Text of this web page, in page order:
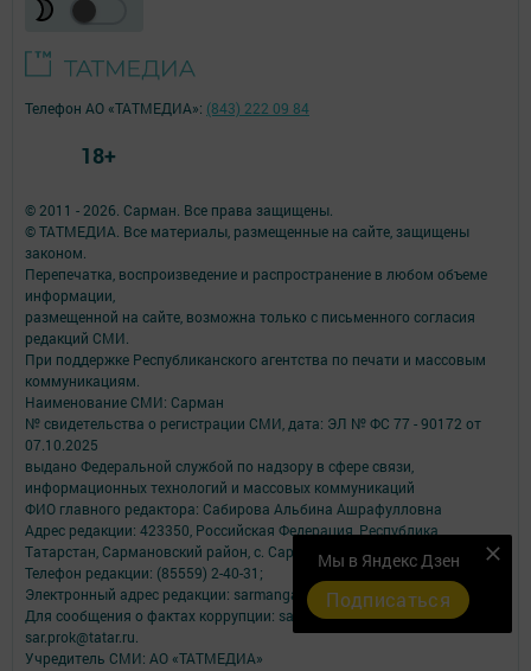
Мы в Яндекс Дзен
Подписаться
© 2011 - 2026. Сарман. Все права защищены.
© ТАТМЕДИА. Все материалы, размещенные на сайте, защищены
законом.
Перепечатка, воспроизведение и распространение в любом объеме
информации,
размещенной на сайте, возможна только с письменного согласия
редакций СМИ.
При поддержке Республиканского агентства по печати и массовым
коммуникациям.
Наименование СМИ: Сарман
№ свидетельства о регистрации СМИ, дата: ЭЛ № ФС 77 - 90172 от
07.10.2025
выдано Федеральной службой по надзору в сфере связи,
информационных технологий и массовых коммуникаций
ФИО главного редактора: Сабирова Альбина Ашрафулловна
Адрес редакции: 423350, Российская Федерация, Республика
Татарстан, Сармановский район, с. Сарманово, ул. Ленина, д. 17
Телефон редакции: (85559) 2-40-31;
Электронный адрес редакции: sarmangazetam11@mail.ru
Для сообщения о фактах коррупции: sarmangazetam11@mail.ru ;
sar.prok@tatar.ru.
Учредитель СМИ: АО «ТАТМЕДИА»
Телефон АО «ТАТМЕДИА»: (843) 222 09 84
18+